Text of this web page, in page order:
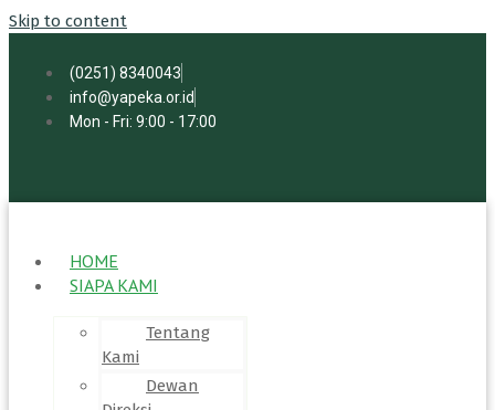
Skip to content
(0251) 8340043
info@yapeka.or.id
Mon - Fri: 9:00 - 17:00
HOME
SIAPA KAMI
Tentang
Kami
Dewan